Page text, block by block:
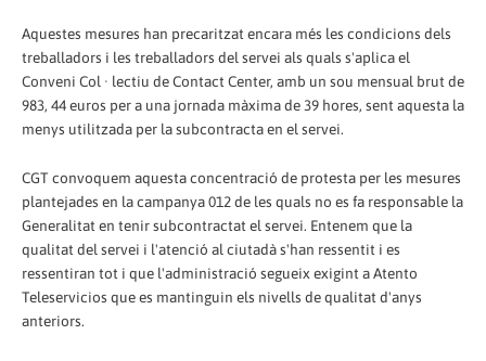
Aquestes mesures han precaritzat encara més les condicions dels
treballadors i les treballadors del servei als quals s'aplica el
Conveni Col · lectiu de Contact Center, amb un sou mensual brut de
983, 44 euros per a una jornada màxima de 39 hores, sent aquesta la
menys utilitzada per la subcontracta en el servei.
CGT convoquem aquesta concentració de protesta per les mesures
plantejades en la campanya 012 de les quals no es fa responsable la
Generalitat en tenir subcontractat el servei. Entenem que la
qualitat del servei i l'atenció al ciutadà s'han ressentit i es
ressentiran tot i que l'administració segueix exigint a Atento
Teleservicios que es mantinguin els nivells de qualitat d'anys
anteriors.